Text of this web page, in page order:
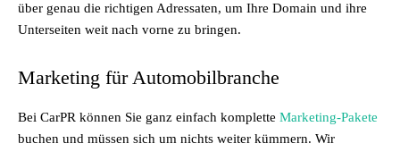
über genau die richtigen Adressaten, um Ihre Domain und ihre
Unterseiten weit nach vorne zu bringen.
Marketing für Automobilbranche
Bei CarPR können Sie ganz einfach komplette Marketing-Pakete
buchen und müssen sich um nichts weiter kümmern. Wir